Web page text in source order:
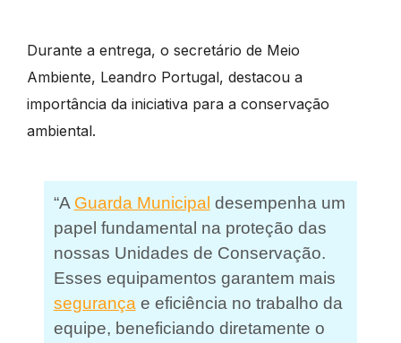
Durante a entrega, o secretário de Meio
Ambiente, Leandro Portugal, destacou a
importância da iniciativa para a conservação
ambiental.
“A Guarda Municipal desempenha um
papel fundamental na proteção das
nossas Unidades de Conservação.
Esses equipamentos garantem mais
segurançae eficiência no trabalho da
equipe, beneficiando diretamente o